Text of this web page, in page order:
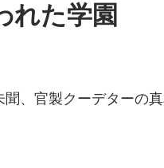
れた学園
聞、官製クーデターの